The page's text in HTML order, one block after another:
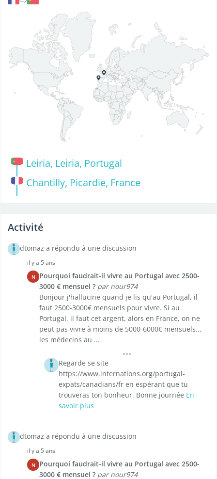
Leiria, Leiria, Portugal
Chantilly, Picardie, France
Activité
dtomaz a répondu à une discussion
il y a 5 ans
N
Pourquoi faudrait-il vivre au Portugal avec 2500-
3000 € mensuel ? par nour974
Bonjour j'hallucine quand je lis qu'au Portugal, il
faut 2500-3000€ mensuels pour vivre. Si au
Portugal, il faut cet argent, alors en France, on ne
peut pas vivre à moins de 5000-6000€ mensuels...
les médecins au ...
Regarde se site
https://www.internations.org/portugal-
expats/canadians/fr en espérant que tu
trouveras ton bonheur. Bonne journée En
savoir plus
dtomaz a répondu à une discussion
il y a 5 ans
N
Pourquoi faudrait-il vivre au Portugal avec 2500-
3000 € mensuel ? par nour974